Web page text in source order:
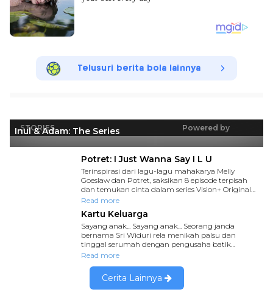
Telusuri berita bola lainnya